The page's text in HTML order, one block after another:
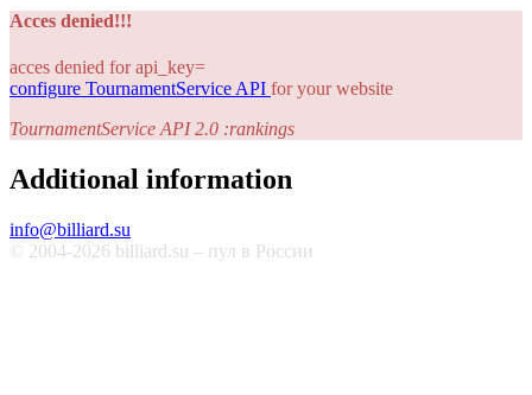
Acces denied!!!
acces denied for api_key=
configure TournamentService API for your website
TournamentService API 2.0 :rankings
Additional information
info@billiard.su
© 2004-2026 billiard.su – пул в России